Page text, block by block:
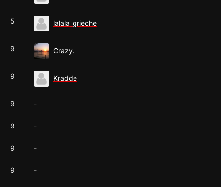
5 lalala_grieche
9 Crazy.
9 Kradde
9 -
9 -
9 -
9 -